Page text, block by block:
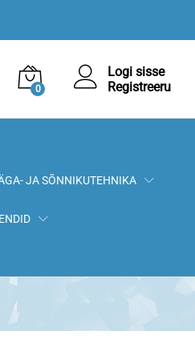
0
Logi sisse
Registreeru
JA SÕNNIKUTEHNIKA